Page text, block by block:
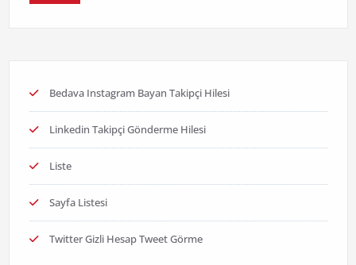
Bedava Instagram Bayan Takipçi Hilesi
Linkedin Takipçi Gönderme Hilesi
Liste
Sayfa Listesi
Twitter Gizli Hesap Tweet Görme